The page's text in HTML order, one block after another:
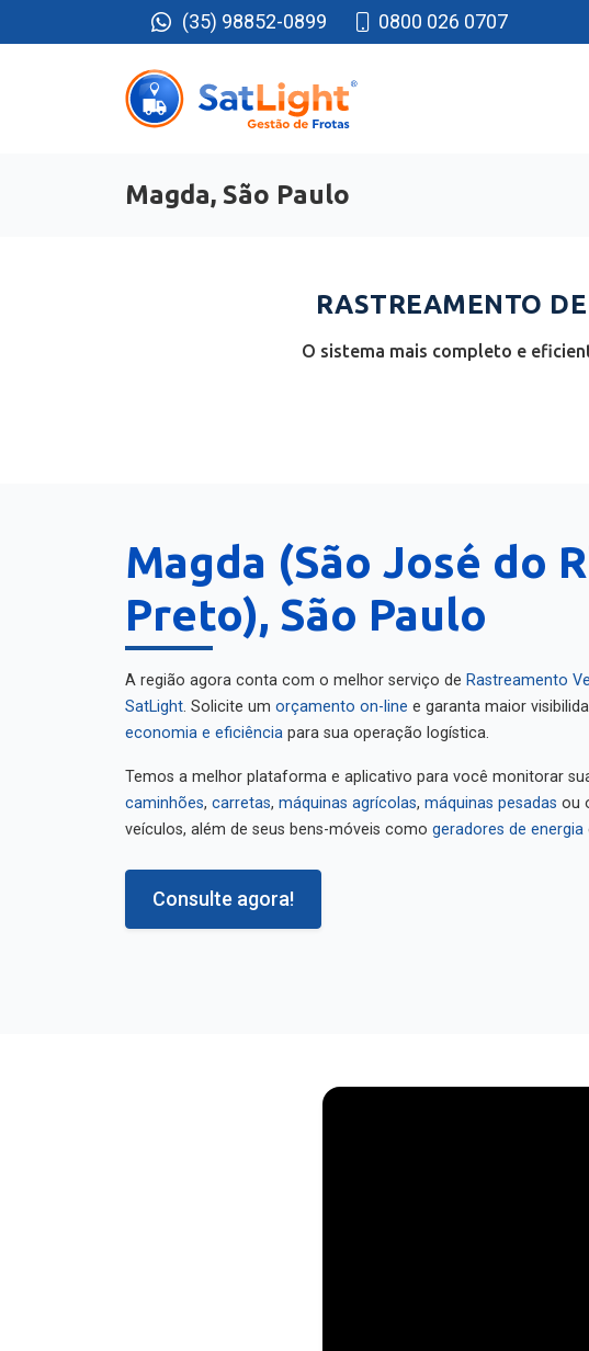
(35) 98852-0899 0800 026 0707
Magda, São Paulo
RASTREAMENTO
O sistema mais completo e
Magda (São José do
Preto), São Paulo
A região agora conta com o melhor serviço de Rastreamento
SatLight. Solicite um orçamento on-line e garanta maior
economia e eficiência para sua operação logística.
Temos a melhor plataforma e aplicativo para você monitorar
caminhões, carretas, máquinas agrícolas, máquinas pesadas ou
veículos, além de seus bens-móveis como geradores de energia
Consulte agora!